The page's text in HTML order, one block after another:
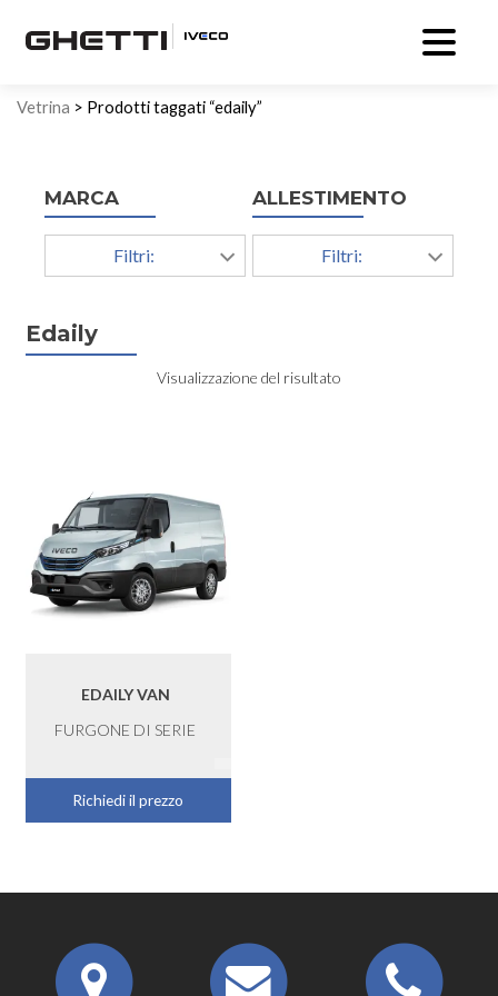
Vetrina > Prodotti taggati “edaily”
MARCA
Filtri:
ALLESTIMENTO
Filtri:
Edaily
Visualizzazione del risultato
EDAILY VAN
FURGONE DI SERIE
Richiedi il prezzo